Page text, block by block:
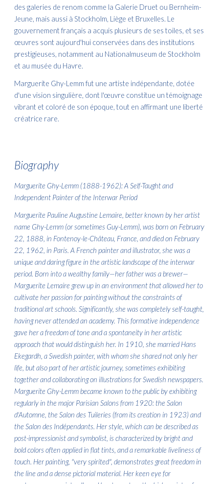
des galeries de renom comme la Galerie Druet ou Bernheim-
Jeune, mais aussi à Stockholm, Liège et Bruxelles. Le
gouvernement français a acquis plusieurs de ses toiles, et ses
œuvres sont aujourd'hui conservées dans des institutions
prestigieuses, notamment au Nationalmuseum de Stockholm
et au musée du Havre.
Marguerite Ghy-Lemm fut une artiste indépendante, dotée
d'une vision singulière, dont l'œuvre constitue un témoignage
vibrant et coloré de son époque, tout en affirmant une liberté
créatrice rare.
Biography
Marguerite Ghy-Lemm (1888-1962): A Self-Taught and
Independent Painter of the Interwar Period
Marguerite Pauline Augustine Lemaire, better known by her artist
name Ghy-Lemm (or sometimes Guy-Lemm), was born on February
22, 1888, in Fontenoy-le-Château, France, and died on February
22, 1962, in Paris. A French painter and illustrator, she was a
unique and daring figure in the artistic landscape of the interwar
period. Born into a wealthy family—her father was a brewer—
Marguerite Lemaire grew up in an environment that allowed her to
cultivate her passion for painting without the constraints of
traditional art schools. Significantly, she was completely self-taught,
having never attended an academy. This formative independence
gave her a freedom of tone and a spontaneity in her artistic
approach that would distinguish her. In 1910, she married Hans
Ekegardh, a Swedish painter, with whom she shared not only her
life, but also part of her artistic journey, sometimes exhibiting
together and collaborating on illustrations for Swedish newspapers.
Marguerite Ghy-Lemm became known to the public by exhibiting
regularly in the major Parisian Salons from 1920: the Salon
d'Automne, the Salon des Tuileries (from its creation in 1923) and
the Salon des Indépendants. Her style, which can be described as
post-impressionist and symbolist, is characterized by bright and
bold colors often applied in flat tints, and a remarkable liveliness of
touch. Her painting, "very spirited", demonstrates great freedom in
the line and a dense pictorial material. Her keen eye for